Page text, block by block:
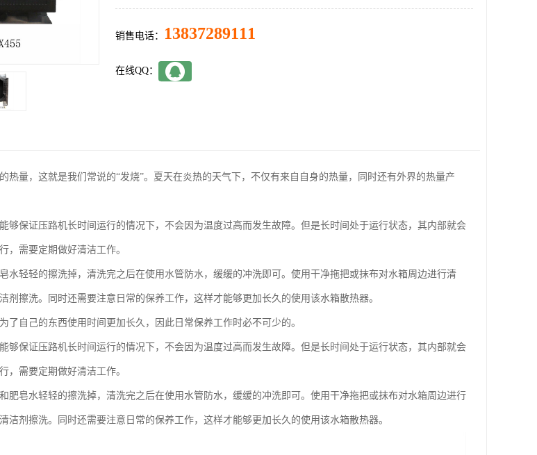
销售电话： 13837289111
在线QQ：
热量，这就是我们常说的“发烧”。夏天在炎热的天气下，不仅有来自自身的热量，同时还有外界的热量产
够保证压路机长时间运行的情况下，不会因为温度过高而发生故障。但是长时间处于运行状态，其内部就会
，需要定期做好清洁工作。
水轻轻的擦洗掉，清洗完之后在使用水管防水，缓缓的冲洗即可。使用干净拖把或抹布对水箱周边进行清
剂擦洗。同时还需要注意日常的保养工作，这样才能够更加长久的使用该水箱散热器。
自己的东西使用时间更加长久，因此日常保养工作时必不可少的。
够保证压路机长时间运行的情况下，不会因为温度过高而发生故障。但是长时间处于运行状态，其内部就会
，需要定期做好清洁工作。
皂水轻轻的擦洗掉，清洗完之后在使用水管防水，缓缓的冲洗即可。使用干净拖把或抹布对水箱周边进行
洁剂擦洗。同时还需要注意日常的保养工作，这样才能够更加长久的使用该水箱散热器。